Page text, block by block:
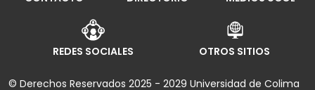
REDES SOCIALES OTROS SITIOS
© Derechos Reservados 2025 - 2029 Universidad de Colima